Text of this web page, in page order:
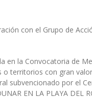
con el Grupo de
en la Convocatoria de
territorios con gran
subvencionado por el
EN LA PLAYA DEL